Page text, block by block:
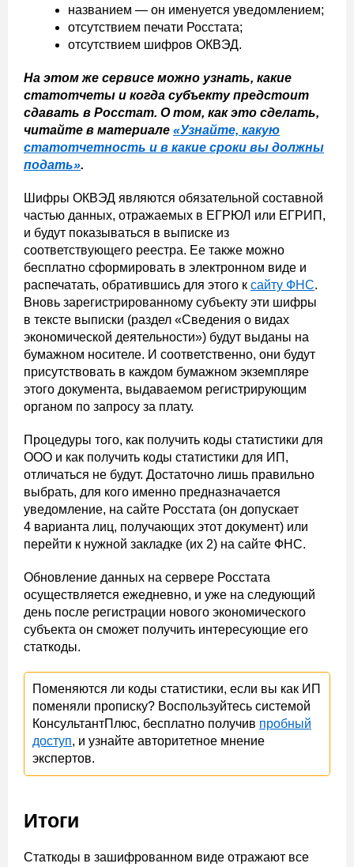
названием — он именуется уведомлением;
отсутствием печати Росстата;
отсутствием шифров ОКВЭД.
На этом же сервисе можно узнать, какие
статотчеты и когда субъекту предстоит
сдавать в Росстат. О том, как это сделать,
читайте в материале «Узнайте, какую
статотчетность и в какие сроки вы должны
подать».
Шифры ОКВЭД являются обязательной составной
частью данных, отражаемых в ЕГРЮЛ или ЕГРИП,
и будут показываться в выписке из
соответствующего реестра. Ее также можно
бесплатно сформировать в электронном виде и
распечатать, обратившись для этого к сайту ФНС.
Вновь зарегистрированному субъекту эти шифры
в тексте выписки (раздел «Сведения о видах
экономической деятельности») будут выданы на
бумажном носителе. И соответственно, они будут
присутствовать в каждом бумажном экземпляре
этого документа, выдаваемом регистрирующим
органом по запросу за плату.
Процедуры того, как получить коды статистики для
ООО и как получить коды статистики для ИП,
отличаться не будут. Достаточно лишь правильно
выбрать, для кого именно предназначается
уведомление, на сайте Росстата (он допускает
4 варианта лиц, получающих этот документ) или
перейти к нужной закладке (их 2) на сайте ФНС.
Обновление данных на сервере Росстата
осуществляется ежедневно, и уже на следующий
день после регистрации нового экономического
субъекта он сможет получить интересующие его
статкоды.
Поменяются ли коды статистики, если вы как ИП
поменяли прописку? Воспользуйтесь системой
КонсультантПлюс, бесплатно получив пробный
доступ, и узнайте авторитетное мнение
экспертов.
Итоги
Статкоды в зашифрованном виде отражают все